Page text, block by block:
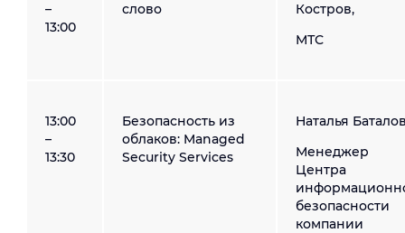
–
13:00
слово
Костров,
МТС
13:00
–
13:30
Безопасность из
облаков: Managed
Security Services
Наталья
Менеджер
Центра
безопасности
компании